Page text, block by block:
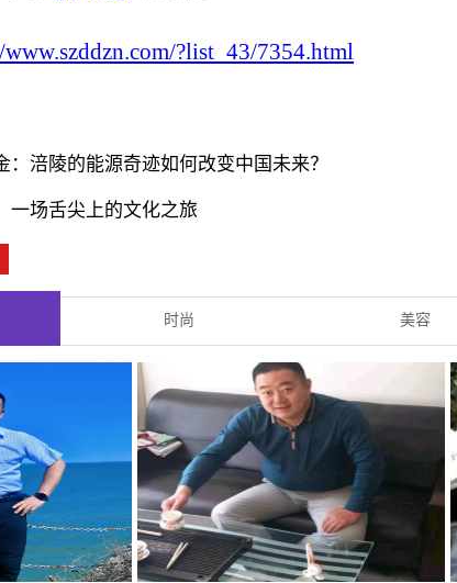
?list_43/7354.html
：涪陵的能源奇迹如何改变中国未来？
一场舌尖上的文化之旅
时尚 美容